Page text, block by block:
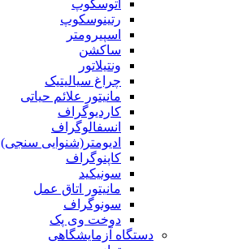
اتوسکوپ
رتینوسکوپ
اسپیرومتر
ساکشن
ونتیلاتور
چراغ سیالیتیک
مانیتور علائم حیاتی
کاردیوگراف
انسفالوگراف
ادیومتر(شنوایی سنجی)
کاپنوگراف
سونیکید
مانیتور اتاق عمل
سونوگراف
دوخت وی پک
دستگاه آزمایشگاهی